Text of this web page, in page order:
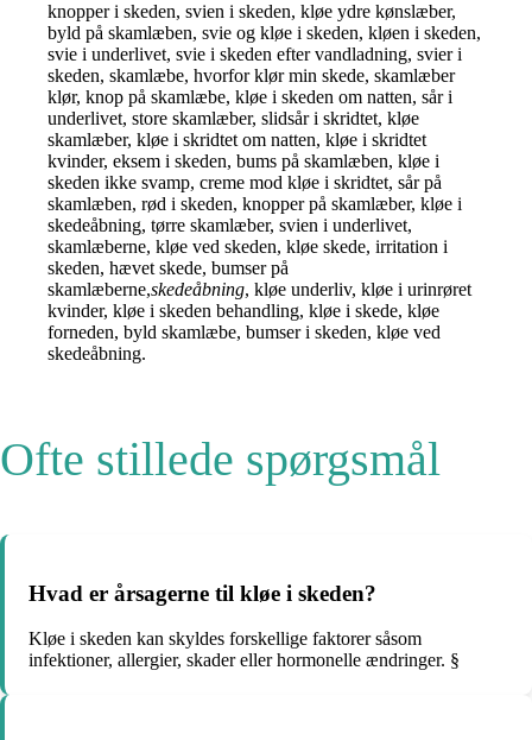
knopper i skeden, svien i skeden, kløe ydre kønslæber,
byld på skamlæben, svie og kløe i skeden, kløen i skeden,
svie i underlivet, svie i skeden efter vandladning, svier i
skeden, skamlæbe, hvorfor klør min skede, skamlæber
klør, knop på skamlæbe, kløe i skeden om natten, sår i
underlivet, store skamlæber, slidsår i skridtet, kløe
skamlæber, kløe i skridtet om natten, kløe i skridtet
kvinder, eksem i skeden, bums på skamlæben, kløe i
skeden ikke svamp, creme mod kløe i skridtet, sår på
skamlæben, rød i skeden, knopper på skamlæber, kløe i
skedeåbning, tørre skamlæber, svien i underlivet,
skamlæberne, kløe ved skeden, kløe skede, irritation i
skeden, hævet skede, bumser på
skamlæberne,skedeåbning, kløe underliv, kløe i urinrøret
kvinder, kløe i skeden behandling, kløe i skede, kløe
forneden, byld skamlæbe, bumser i skeden, kløe ved
skedeåbning.
Ofte stillede spørgsmål
Hvad er årsagerne til kløe i skeden?
Kløe i skeden kan skyldes forskellige faktorer såsom
infektioner, allergier, skader eller hormonelle ændringer. §